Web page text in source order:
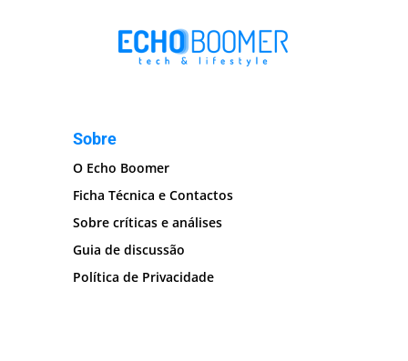
Sobre
O Echo Boomer
Ficha Técnica e Contactos
Sobre críticas e análises
Guia de discussão
Política de Privacidade